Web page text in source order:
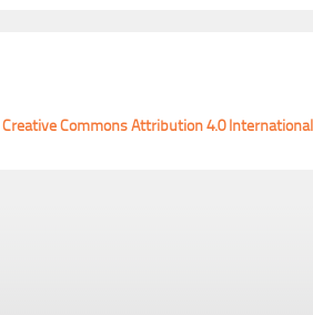
Creative Commons Attribution 4.0 International